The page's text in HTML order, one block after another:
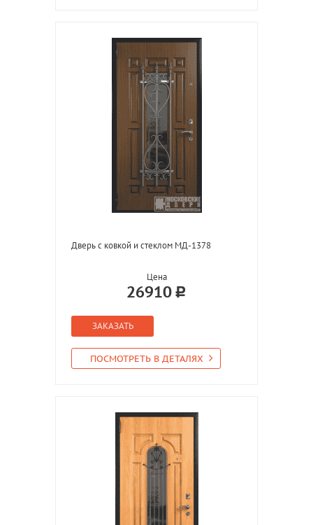
Дверь с ковкой и стеклом МД-1378
Цена
26910
ЗАКАЗАТЬ
ПОСМОТРЕТЬ В ДЕТАЛЯХ